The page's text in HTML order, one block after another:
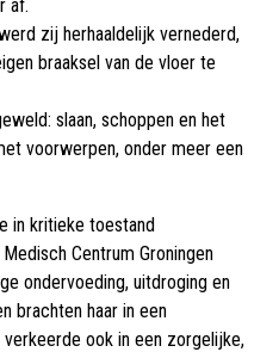
af.
zij herhaaldelijk vernederd,
braaksel van de vloer te
slaan, schoppen en het
voorwerpen, onder meer een
in kritieke toestand
Centrum Groningen
ondervoeding, uitdroging en
brachten haar in een
ook in een zorgelijke,